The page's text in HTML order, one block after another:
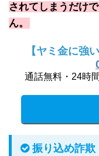
されてしまうだけ
ん。
【ヤミ金に強
通話無料・24時
振り込め詐欺